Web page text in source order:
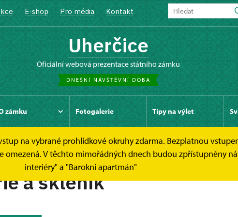
E-shop Pro média Kontakt
Uherčice
oficiální webová prezentace státního zámku
DNEŠNÍ NÁVŠTĚVNÍ DOBA
zámku Fotogalerie Tipy na výlet
na vybrané prohlídkové okruhy zdarma. Bezplatnou
V těchto mimořádných dnech budou zpřístupněny
interiéry" a "Barokní apartmán"
Třetí zastavení
a skleník